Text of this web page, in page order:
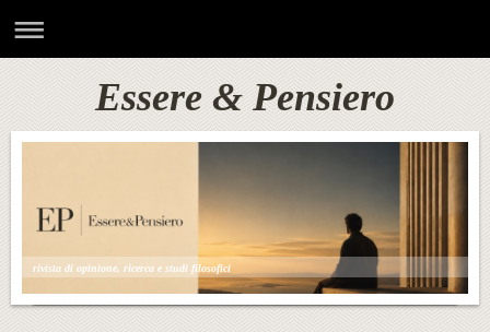
Essere & Pensiero
rivista di opinione, ricerca e studi filosofici